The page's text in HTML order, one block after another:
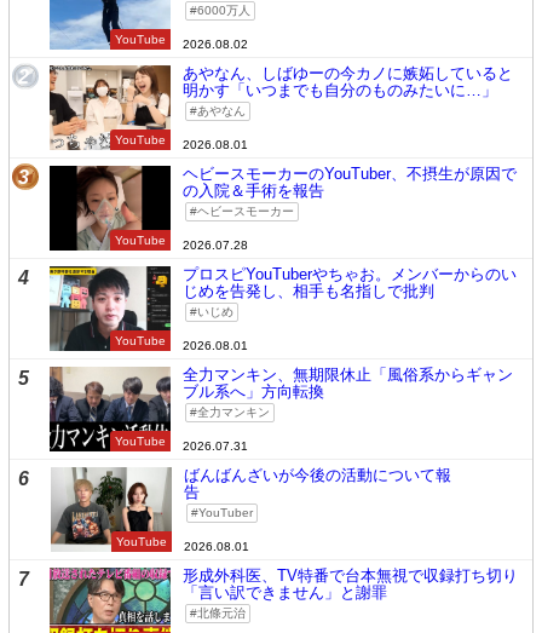
YouTube
6000万人
2026.08.02
2
YouTube
あやなん、しばゆーの今カノに嫉妬していると
明かす「いつまでも自分のものみたいに…」
あやなん
2026.08.01
3
YouTube
ヘビースモーカーのYouTuber、不摂生が原因で
の入院＆手術を報告
ヘビースモーカー
2026.07.28
4
YouTube
プロスピYouTuberやちゃお。メンバーからのい
じめを告発し、相手も名指しで批判
いじめ
2026.08.01
5
YouTube
全力マンキン、無期限休止「風俗系からギャン
ブル系へ」方向転換
全力マンキン
2026.07.31
6
YouTube
ばんばんざいが今後の活動について報
告
YouTuber
2026.08.01
7
形成外科医、TV特番で台本無視で収録打ち切り
「言い訳できません」と謝罪
北條元治